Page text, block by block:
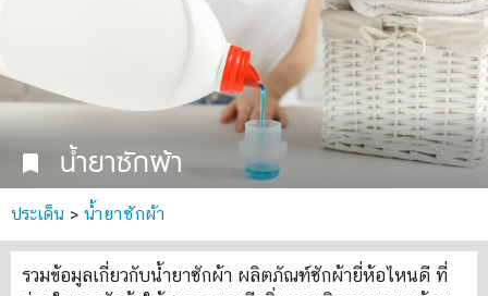
bookmark น้ำยาซักผ้า
ประเด็น > น้ำยาซักผ้า
รวมข้อมูลเกี่ยวกับน้ำยาซักผ้า ผลิตภัณฑ์ซักผ้ายี่ห้อไหนดี ที่